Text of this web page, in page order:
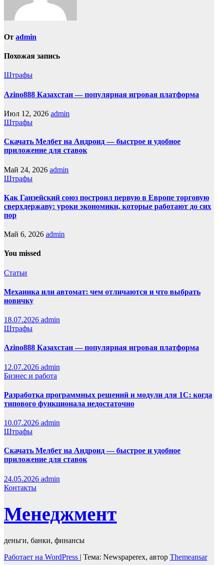
От admin
Похожая запись
Штрафы
Azino888 Казахстан — популярная игровая платформа
Июл 12, 2026 admin
Штрафы
Скачать Мелбет на Андроид — быстрое и удобное
приложение для ставок
Май 24, 2026 admin
Штрафы
Как Ганзейский союз построил первую в Европе торговую
сверхдержаву: уроки экономики, которые работают до сих
пор
Май 6, 2026 admin
You missed
Статьи
Механика или автомат: чем отличаются и что выбрать
новичку
18.07.2026 admin
Штрафы
Azino888 Казахстан — популярная игровая платформа
12.07.2026 admin
Бизнес и работа
Разработка программных решений и модули для 1С: когда
типового функционала недостаточно
10.07.2026 admin
Штрафы
Скачать Мелбет на Андроид — быстрое и удобное
приложение для ставок
24.05.2026 admin
Контакты
Менеджмент
деньги, банки, финансы
Работает на WordPress | Тема: Newspaperex, автор Themeansar